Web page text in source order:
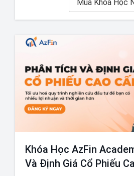
Mua Khoá Học
Khóa Học AzFin
Và Định Giá Cổ Phiếu